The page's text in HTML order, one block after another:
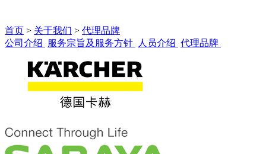
首页 > 关于我们 > 代理品牌
公司介绍
服务宗旨及服务方针 人员介绍 代理品牌